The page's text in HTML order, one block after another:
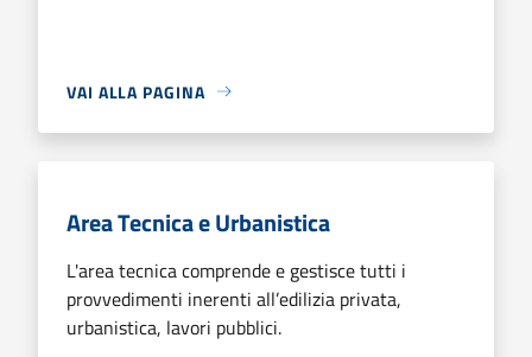
VAI ALLA PAGINA
Area Tecnica e Urbanistica
L'area tecnica comprende e gestisce tutti i
provvedimenti inerenti all’edilizia privata,
urbanistica, lavori pubblici.